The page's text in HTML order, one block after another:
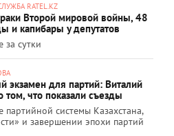
RATEL.KZ
Второй мировой войны, 48
и капибары у депутатов
за сутки
экзамен для партий: Виталий
том, что показали съезды
партийной системы Казахстана,
и завершении эпохи партий